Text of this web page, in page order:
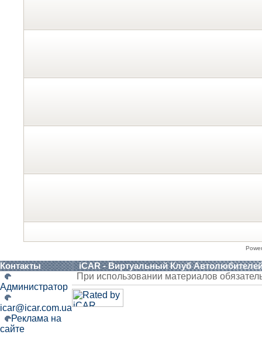
Контакты iCAR - Виртуальный Клуб
Администратор
icar@icar.com.ua
Реклама на
сайте
При использовании материалов